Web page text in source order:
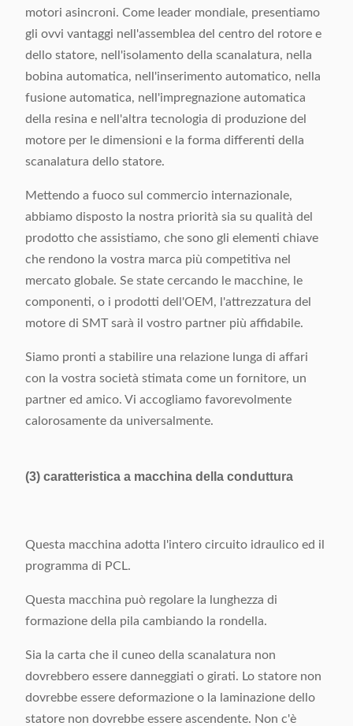
motori asincroni. Come leader mondiale, presentiamo
gli ovvi vantaggi nell'assemblea del centro del rotore e
dello statore, nell'isolamento della scanalatura, nella
bobina automatica, nell'inserimento automatico, nella
fusione automatica, nell'impregnazione automatica
della resina e nell'altra tecnologia di produzione del
motore per le dimensioni e la forma differenti della
scanalatura dello statore.
Mettendo a fuoco sul commercio internazionale,
abbiamo disposto la nostra priorità sia su qualità del
prodotto che assistiamo, che sono gli elementi chiave
che rendono la vostra marca più competitiva nel
mercato globale. Se state cercando le macchine, le
componenti, o i prodotti dell'OEM, l'attrezzatura del
motore di SMT sarà il vostro partner più affidabile.
Siamo pronti a stabilire una relazione lunga di affari
con la vostra società stimata come un fornitore, un
partner ed amico. Vi accogliamo favorevolmente
calorosamente da universalmente.
(3) caratteristica a macchina della conduttura
Questa macchina adotta l'intero circuito idraulico ed il
programma di PCL.
Questa macchina può regolare la lunghezza di
formazione della pila cambiando la rondella.
Sia la carta che il cuneo della scanalatura non
dovrebbero essere danneggiati o girati. Lo statore non
dovrebbe essere deformazione o la laminazione dello
statore non dovrebbe essere ascendente. Non c'è